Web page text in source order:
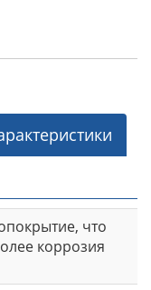
что
коррозия